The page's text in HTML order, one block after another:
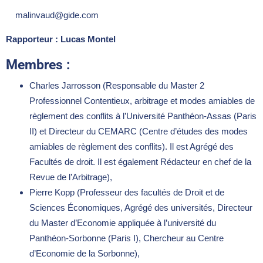
malinvaud@gide.com
Rapporteur : Lucas Montel
Membres :
Charles Jarrosson (Responsable du Master 2
Professionnel Contentieux, arbitrage et modes amiables de
règlement des conflits à l’Université Panthéon-Assas (Paris
II) et Directeur du CEMARC (Centre d’études des modes
amiables de règlement des conflits). Il est Agrégé des
Facultés de droit. Il est également Rédacteur en chef de la
Revue de l’Arbitrage),
Pierre Kopp (Professeur des facultés de Droit et de
Sciences Économiques, Agrégé des universités, Directeur
du Master d’Economie appliquée à l’université du
Panthéon-Sorbonne (Paris I), Chercheur au Centre
d’Economie de la Sorbonne),